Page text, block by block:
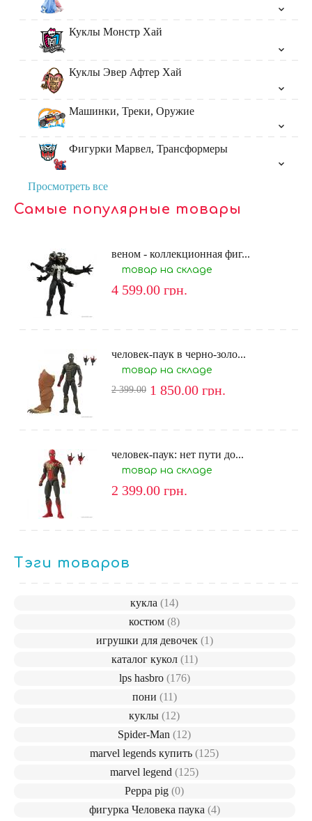
Куклы Монстр Хай
Куклы Эвер Афтер Хай
Машинки, Треки, Оружие
Фигурки Марвел, Трансформеры
Просмотреть все
Самые популярные товары
веном - коллекционная фиг...
товар на складе
4 599.00 грн.
человек-паук в черно-золо...
товар на складе
2 399.00 1 850.00 грн.
человек-паук: нет пути до...
товар на складе
2 399.00 грн.
Тэги товаров
кукла(14)
костюм(8)
игрушки для девочек (1)
каталог кукол (11)
lps hasbro (176)
пони (11)
куклы(12)
Spider-Man(12)
marvel legends купить(125)
marvel legend(125)
Peppa pig(0)
фигурка Человека паука (4)